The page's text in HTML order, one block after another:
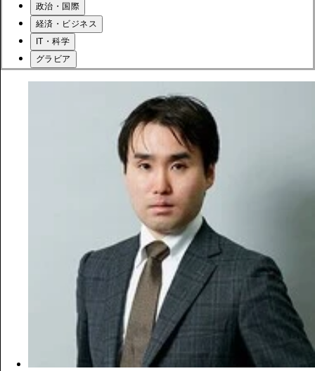
政治・国際
経済・ビジネス
IT・科学
グラビア